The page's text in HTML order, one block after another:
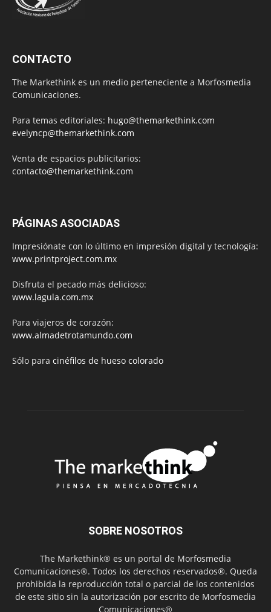
CONTACTO
The Markethink es un medio perteneciente a Morfosmedia
Comunicaciones.
Para temas editoriales: hugo@themarkethink.com
evelyncp@themarkethink.com
Venta de espacios publicitarios:
contacto@themarkethink.com
PÁGINAS ASOCIADAS
Impresiónate con lo último en impresión digital y tecnología:
www.printproject.com.mx
Disfruta el pecado más delicioso:
www.lagula.com.mx
Para viajeros de corazón:
www.almadetrotamundo.com
Sólo para cinéfilos de hueso colorado
SOBRE NOSOTROS
The Markethink® es un portal de Morfosmedia
Comunicaciones®. Todos los derechos reservados®. Queda
prohibida la reproducción total o parcial de los contenidos
de este sitio sin la autorización por escrito de Morfosmedia
Comunicaciones®